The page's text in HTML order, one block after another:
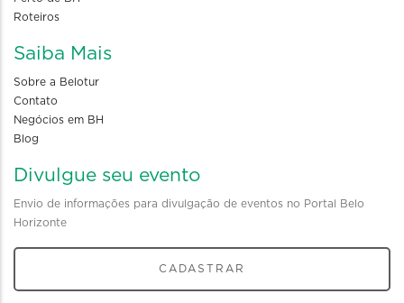
Roteiros
Saiba Mais
Sobre a Belotur
Contato
Negócios em BH
Blog
Divulgue seu evento
Envio de informações para divulgação de eventos no Portal Belo
Horizonte
CADASTRAR